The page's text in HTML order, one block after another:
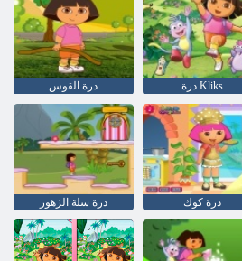
درة القوس درة Kliks
درة سلة الزهور درة كوك